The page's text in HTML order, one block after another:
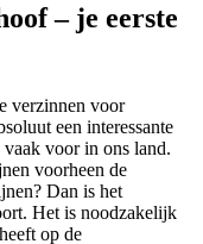
– je eerste
verzinnen voor
een interessante
voor in ons land.
voorheen de
Dan is het
Het is noodzakelijk
op de